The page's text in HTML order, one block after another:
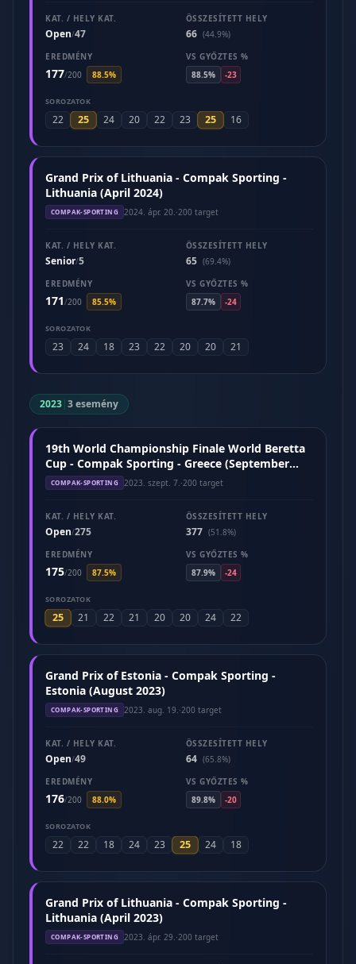
KAT. / HELY KAT.
Open/47
ÖSSZESÍTETT HELY
66 (44.9%)
EREDMÉNY
177/200 88.5%
VS GYŐZTES %
88.5%
-23
SOROZATOK
22 25 24 20 22 23 25 16
Grand Prix of Lithuania - Compak Sporting -
Lithuania (April 2024)
COMPAK-SPORTING 2024. ápr. 20. ·200 target
KAT. / HELY KAT.
Senior/5
ÖSSZESÍTETT HELY
65 (69.4%)
EREDMÉNY
171/200 85.5%
VS GYŐZTES %
87.7%
-24
SOROZATOK
23 24 18 23 22 20 20 21
2023|3 esemény
19th World Championship Finale World Beretta
Cup - Compak Sporting - Greece (September
2023)
COMPAK-SPORTING 2023. szept. 7. ·200 target
KAT. / HELY KAT.
Open/275
ÖSSZESÍTETT HELY
377 (51.8%)
EREDMÉNY
175/200 87.5%
VS GYŐZTES %
87.9%
-24
SOROZATOK
25 21 22 21 20 20 24 22
Grand Prix of Estonia - Compak Sporting -
Estonia (August 2023)
COMPAK-SPORTING 2023. aug. 19. ·200 target
KAT. / HELY KAT.
Open/49
ÖSSZESÍTETT HELY
64 (65.8%)
EREDMÉNY
176/200 88.0%
VS GYŐZTES %
89.8%
-20
SOROZATOK
22 22 18 24 23 25 24 18
Grand Prix of Lithuania - Compak Sporting -
Lithuania (April 2023)
COMPAK-SPORTING 2023. ápr. 29. ·200 target